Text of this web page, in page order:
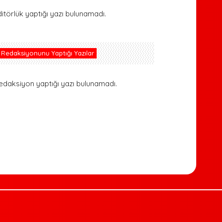
yaptığı yazı bulunamadı.
Redaksiyonunu Yaptığı Yazılar
yaptığı yazı bulunamadı.